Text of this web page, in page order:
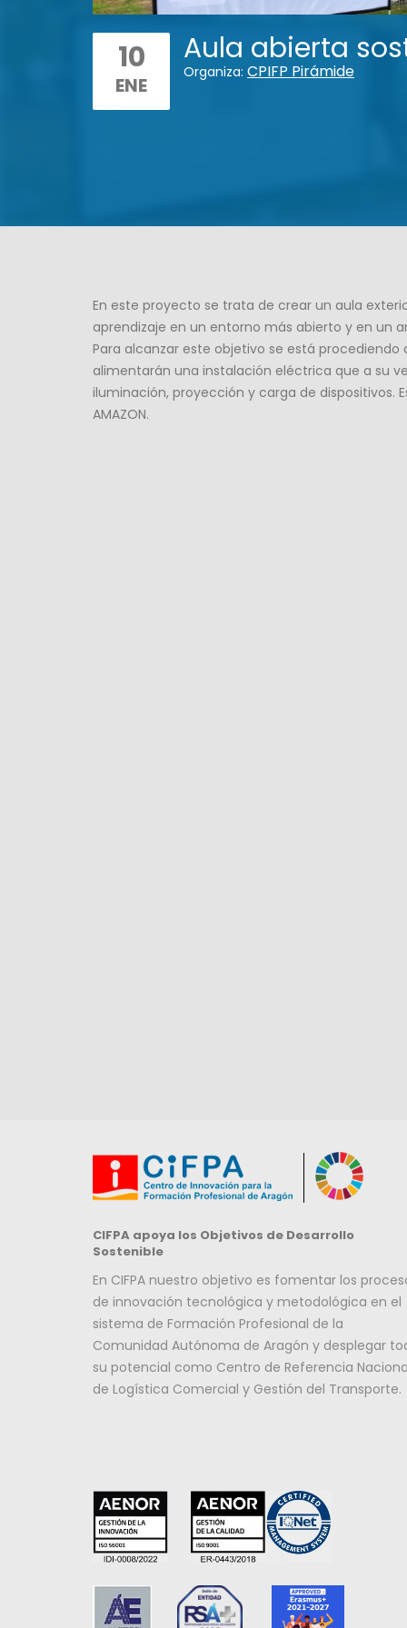
10
ENE
Aula abierta
Organiza: CPIFP Pirámide
En este proyecto se trata de crear un aula
aprendizaje en un entorno más abierto y en un
Para alcanzar este objetivo se está
alimentarán una instalación eléctrica que a su
iluminación, proyección y carga de
AMAZON.
CIFPA apoya los Objetivos de Desarrollo
Sostenible
En CIFPA nuestro objetivo es fomentar los
de innovación tecnológica y metodológica en el
sistema de Formación Profesional de la
Comunidad Autónoma de Aragón y desplegar
su potencial como Centro de Referencia
de Logística Comercial y Gestión del Transporte.